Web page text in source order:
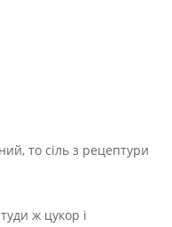
то сіль з рецептури
ж цукор і